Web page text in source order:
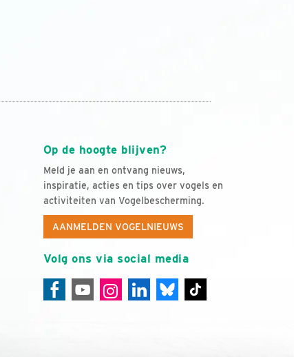
Op de hoogte blijven?
Meld je aan en ontvang nieuws,
inspiratie, acties en tips over vogels en
activiteiten van Vogelbescherming.
AANMELDEN VOGELNIEUWS
Volg ons via social media